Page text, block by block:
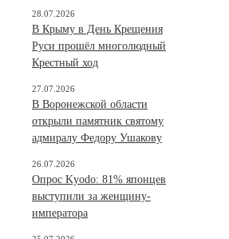
В Крыму в День Крещения
Руси прошёл многолюдный
Крестный ход
28.07.2026
В Воронежской области
открыли памятник святому
адмиралу Федору Ушакову
27.07.2026
Опрос Kyodo: 81% японцев
выступили за женщину-
императора
26.07.2026